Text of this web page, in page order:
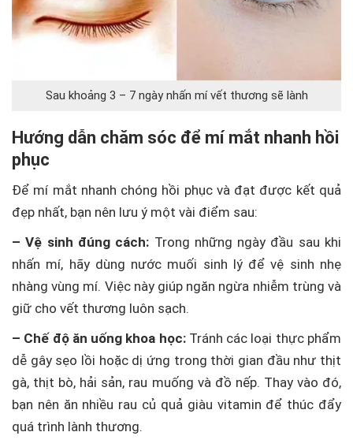
Sau khoảng 3 – 7 ngày nhấn mí vết thương sẽ lành
Hướng dẫn chăm sóc để mí mắt nhanh hồi
phục
Để mí mắt nhanh chóng hồi phục và đạt được kết quả
đẹp nhất, bạn nên lưu ý một vài điểm sau:
– Vệ sinh đúng cách: Trong những ngày đầu sau khi
nhấn mí, hãy dùng nước muối sinh lý để vệ sinh nhẹ
nhàng vùng mí. Việc này giúp ngăn ngừa nhiễm trùng và
giữ cho vết thương luôn sạch.
– Chế độ ăn uống khoa học:Tránh các loại thực phẩm
dễ gây sẹo lồi hoặc dị ứng trong thời gian đầu như thịt
gà, thịt bò, hải sản, rau muống và đồ nếp. Thay vào đó,
bạn nên ăn nhiều rau củ quả giàu vitamin để thúc đẩy
quá trình lành thương.